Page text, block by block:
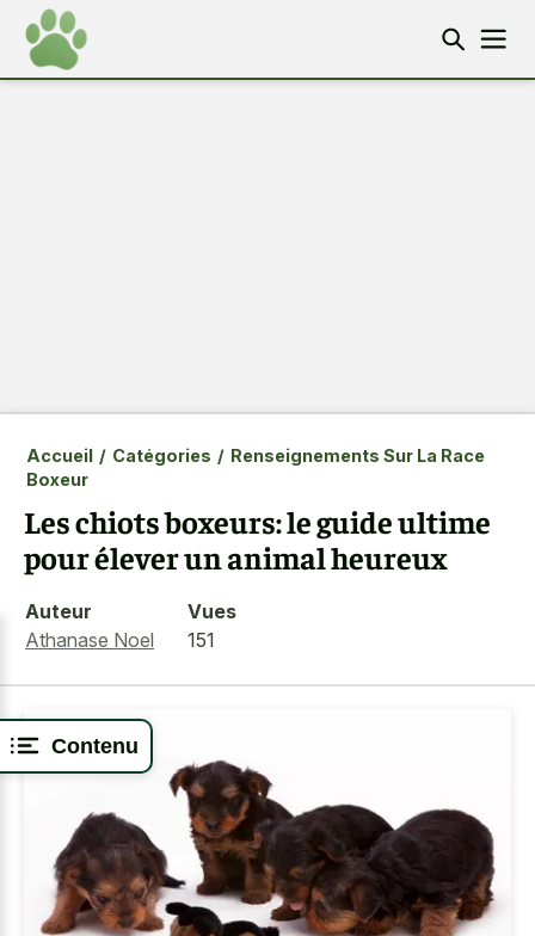
Contenu
Accueil / Catégories / Renseignements Sur La Race
Boxeur
Les chiots boxeurs: le guide ultime
pour élever un animal heureux
Auteur
Athanase Noel
Vues
151